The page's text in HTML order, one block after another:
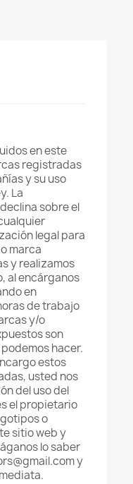
en este
registradas
y su uso
La
sobre el
legal para
marca
y realizamos
al encárganos
en
de trabajo
y/o
son
hacer.
estos
usted nos
del uso del
el propietario
o
sitio web y
lo saber
y